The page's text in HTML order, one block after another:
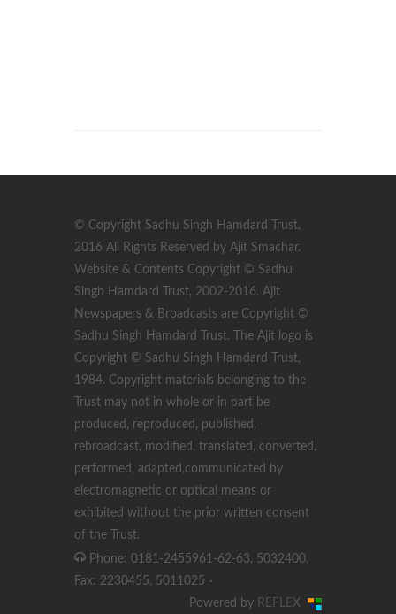
© Copyright Sadhu Singh Hamdard Trust,
2016 All Rights Reserved by Ajit Smachar.
Website & Contents Copyright © Sadhu
Singh Hamdard Trust, 2002-2016. Ajit
Newspapers & Broadcasts are Copyright ©
Sadhu Singh Hamdard Trust. The Ajit logo is
Copyright © Sadhu Singh Hamdard Trust,
1984. Copyright materials belonging to the
Trust may not in whole or in part be
produced, reproduced, published,
rebroadcast, modified, translated, converted,
performed, adapted,communicated by
electromagnetic or optical means or
exhibited without the prior written consent
of the Trust.
Phone: 0181-2455961-62-63, 5032400,
Fax: 2230455, 5011025 ·
Powered by REFLEX